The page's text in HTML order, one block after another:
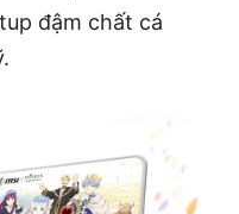
đậm chất cá